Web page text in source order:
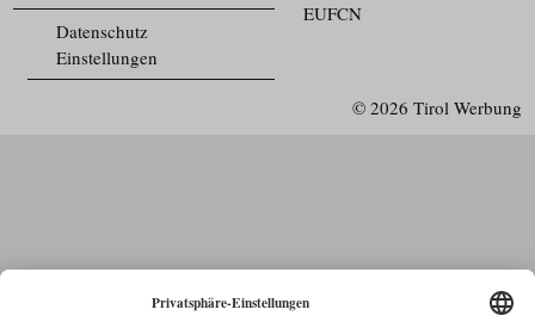
EUFCN
Datenschutz
Einstellungen
© 2026 Tirol Werbung